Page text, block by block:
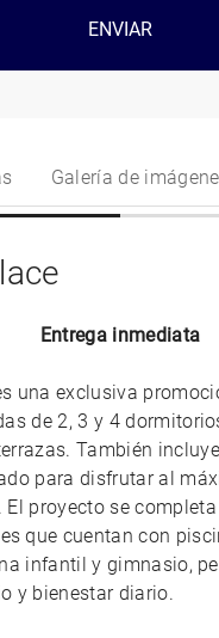
ENVIAR
Galería de
Entrega inmediata
una exclusiva
de 2, 3 y 4
También
para disfrutar al
El proyecto se
que cuentan con
infantil y gimnasio,
y bienestar diario.